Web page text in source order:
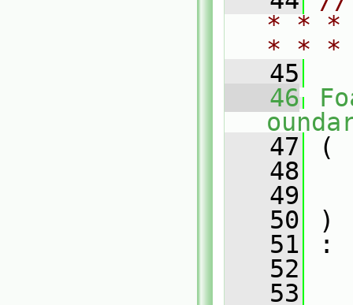
* * *
* *
   45
   46
   47
(
   48
   49
   50
)
   51
:
   52
   53